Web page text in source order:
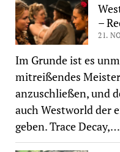
–
21.
Im Grunde ist es
mitreißendes
anzuschließen, und
auch Westworld der
geben. Trace Decay,…